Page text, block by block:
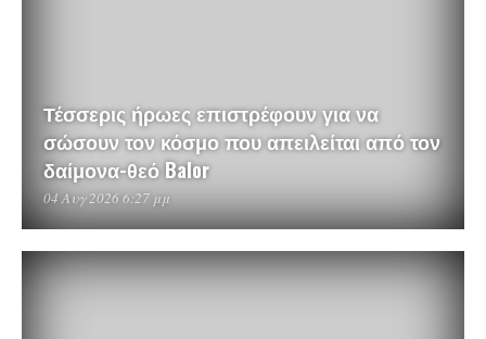
Τέσσερις ήρωες επιστρέφουν για να
σώσουν τον κόσμο που απειλείται από τον
δαίμονα-θεό Balor
04 Αυγ 2026 6:27 μμ